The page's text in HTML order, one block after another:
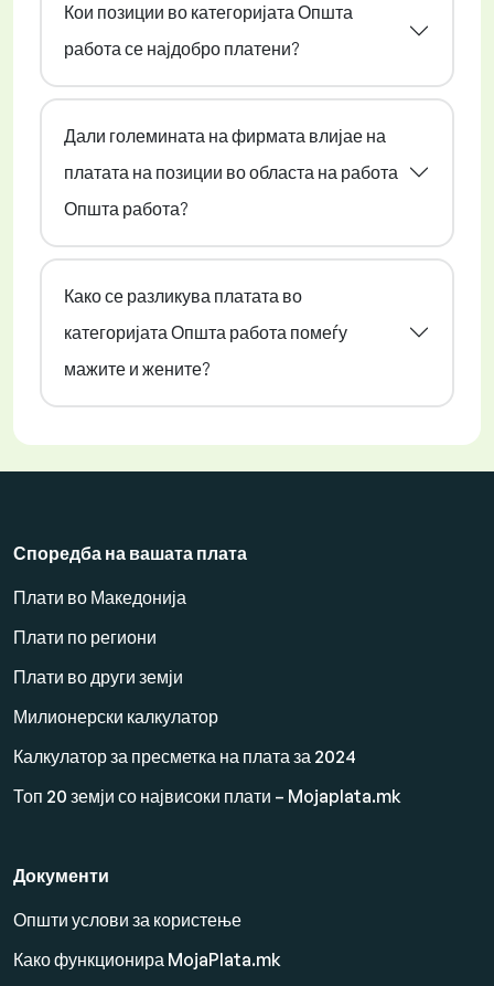
Кои позиции во категоријата Општа
работа се најдобро платени?
Дали големината на фирмата влијае на
платата на позиции во областа на работа
Општа работа?
Како се разликува платата во
категоријата Општа работа помеѓу
мажите и жените?
Споредба на вашата плата
Плати во Македонија
Плати по региони
Плати во други земји
Милионерски калкулатор
Калкулатор за пресметка на плата за 2024
Топ 20 земји со највисоки плати – Mojaplata.mk
Документи
Општи услови за користење
Како функционира MojaPlata.mk